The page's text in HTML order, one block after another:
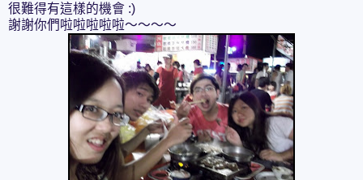
很難得有這樣的機會 :)
謝謝你們啦啦啦啦啦～～～～